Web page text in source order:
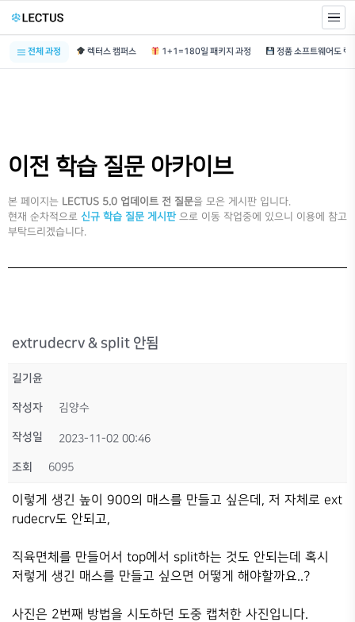
전체 과정 렉터스 캠퍼스 1+1=180일 패키지 과정
이전 학습 질문 아카이브
본 페이지는 LECTUS 5.0 업데이트 전 질문을 모은 게시판 입니다.
현재 순차적으로 신규 학습 질문 게시판 으로 이동 작업중에 있으니 이용에 참고
부탁드리겠습니다.
extrudecrv & split 안됨
길기윤
작성자 김양수
작성일 2023-11-02 00:46
조회 6095
이렇게 생긴 높이 900의 매스를 만들고 싶은데, 저 자체로 ext
rudecrv도 안되고,
직육면체를 만들어서 top에서 split하는 것도 안되는데 혹시
저렇게 생긴 매스를 만들고 싶으면 어떻게 해야할까요..?
사진은 2번째 방법을 시도하던 도중 캡처한 사진입니다.